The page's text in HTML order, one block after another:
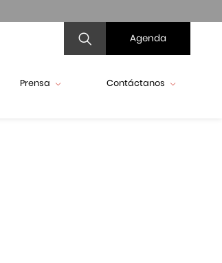
Agenda
Prensa Contáctanos